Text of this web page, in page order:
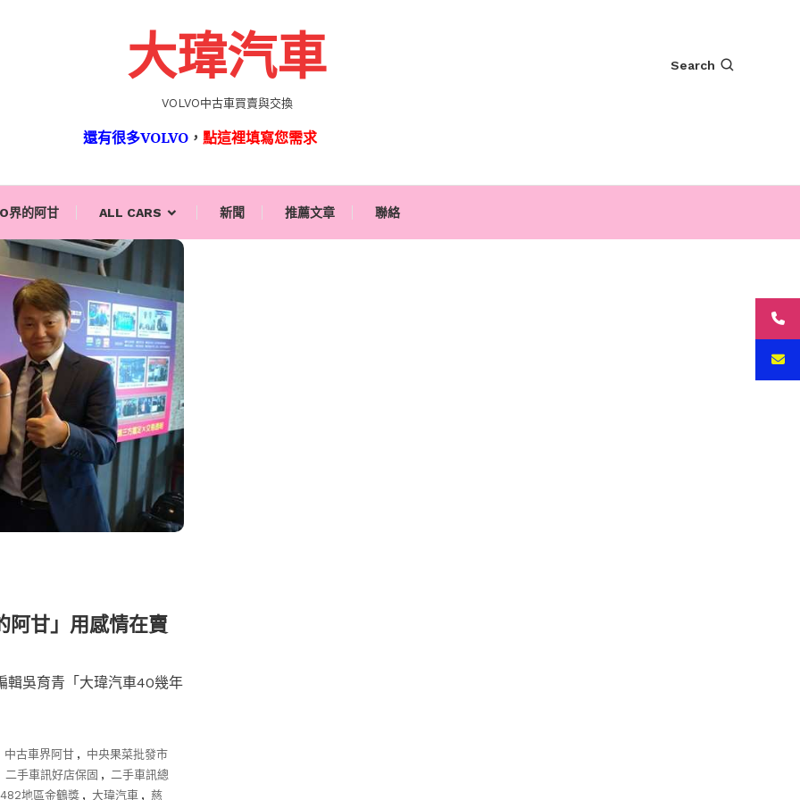
大瑋汽車
VOLVO中古車買賣與交換
Search
還有很多VOLVO ， 點這裡填寫您需求
界的阿甘 ALL CARS 新聞 推薦文章 聯絡
阿甘」用感情在賣
輯吳育青「大瑋汽車40幾年
中古車界阿甘 , 中央果菜批發市
二手車訊好店保固 , 二手車訊總
地區金鶴獎 , 大瑋汽車 , 慈